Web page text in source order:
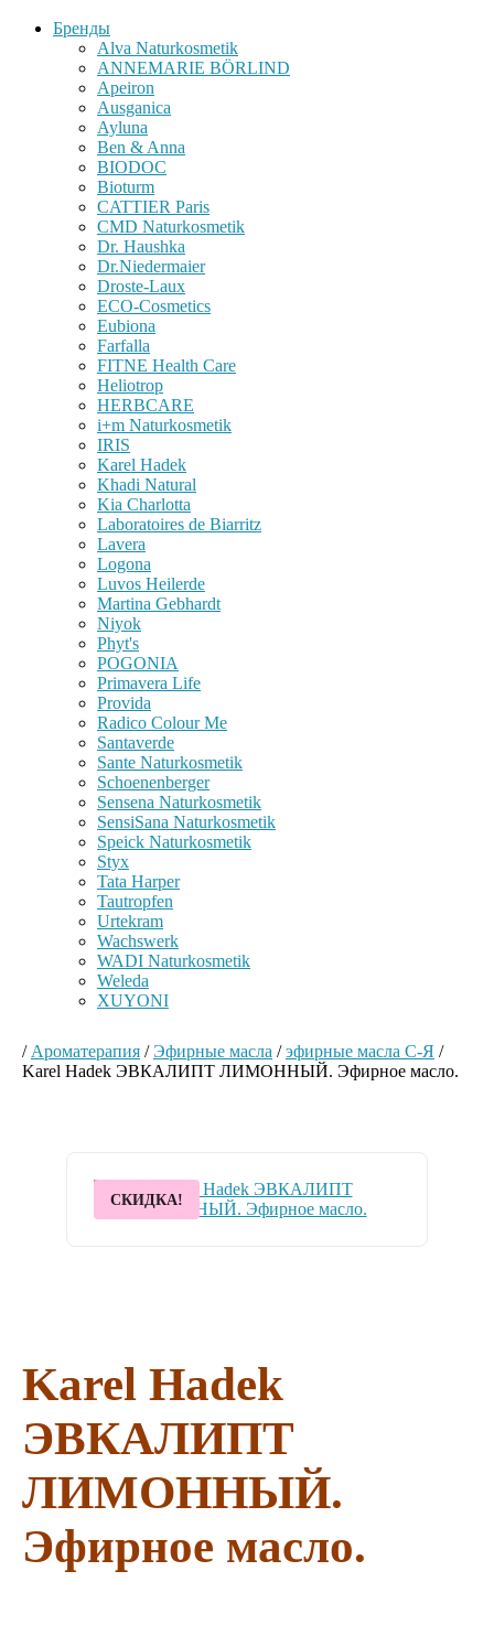
Бренды
Alva Naturkosmetik
ANNEMARIE BÖRLIND
Apeiron
Ausganica
Ayluna
Ben & Anna
BIODOC
Bioturm
CATTIER Paris
CMD Naturkosmetik
Dr. Haushka
Dr.Niedermaier
Droste-Laux
ECO-Cosmetics
Eubiona
Farfalla
FITNE Health Care
Heliotrop
HERBCARE
i+m Naturkosmetik
IRIS
Karel Hadek
Khadi Natural
Kia Charlotta
Laboratoires de Biarritz
Lavera
Logona
Luvos Heilerde
Martina Gebhardt
Niyok
Phyt's
POGONIA
Primavera Life
Provida
Radico Colour Me
Santaverde
Sante Naturkosmetik
Schoenenberger
Sensena Naturkosmetik
SensiSana Naturkosmetik
Speick Naturkosmetik
Styx
Tata Harper
Tautropfen
Urtekram
Wachswerk
WADI Naturkosmetik
Weleda
XUYONI
/ Ароматерапия / Эфирные масла / эфирные масла С-Я /
Karel Hadek ЭВКАЛИПТ ЛИМОННЫЙ. Эфирное масло.
СКИДКА!
Karel Hadek
ЭВКАЛИПТ
ЛИМОННЫЙ.
Эфирное масло.